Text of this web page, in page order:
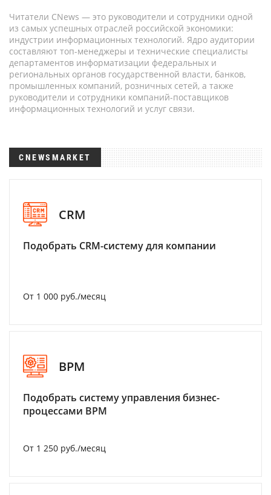
Читатели CNews — это руководители и сотрудники одной
из самых успешных отраслей российской экономики:
индустрии информационных технологий. Ядро аудитории
составляют топ-менеджеры и технические специалисты
департаментов информатизации федеральных и
региональных органов государственной власти, банков,
промышленных компаний, розничных сетей, а также
руководители и сотрудники компаний-поставщиков
информационных технологий и услуг связи.
CNEWSMARKET
CRM
Подобрать CRM-систему для компании
От 1 000 руб./месяц
BPM
Подобрать систему управления бизнес-
процессами BPM
От 1 250 руб./месяц